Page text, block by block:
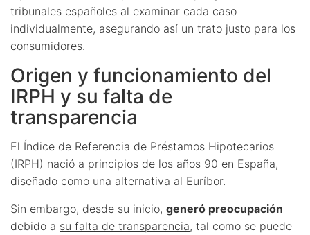
tribunales españoles al examinar cada caso
individualmente, asegurando así un trato justo para los
consumidores.
Origen y funcionamiento del
IRPH y su falta de
transparencia
El Índice de Referencia de Préstamos Hipotecarios
(IRPH) nació a principios de los años 90 en España,
diseñado como una alternativa al Euríbor.
Sin embargo, desde su inicio, generó preocupación
debido a su falta de transparencia, tal como se puede